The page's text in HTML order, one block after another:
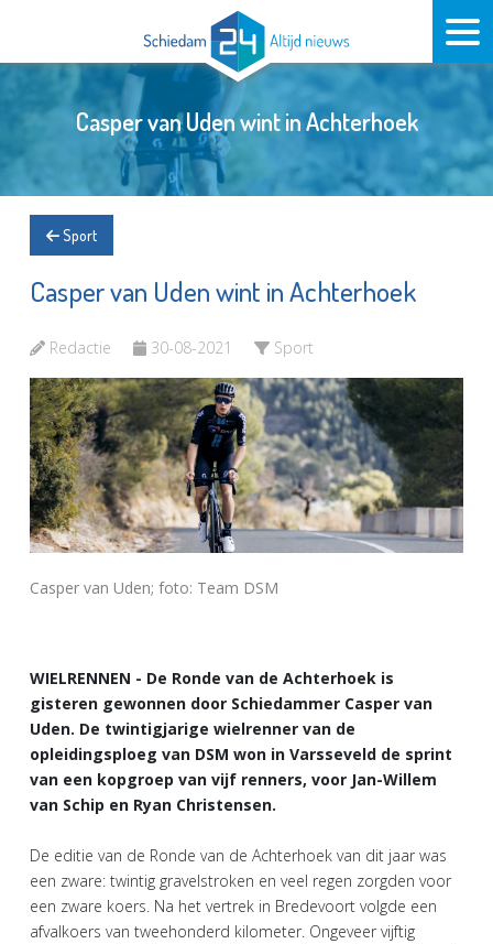
Casper van Uden wint in Achterhoek
Sport
Casper van Uden wint in Achterhoek
Redactie 30-08-2021 Sport
Casper van Uden; foto: Team DSM
WIELRENNEN - De Ronde van de Achterhoek is
gisteren gewonnen door Schiedammer Casper van
Uden. De twintigjarige wielrenner van de
opleidingsploeg van DSM won in Varsseveld de sprint
van een kopgroep van vijf renners, voor Jan-Willem
van Schip en Ryan Christensen.
De editie van de Ronde van de Achterhoek van dit jaar was
een zware: twintig gravelstroken en veel regen zorgden voor
een zware koers. Na het vertrek in Bredevoort volgde een
afvalkoers van tweehonderd kilometer. Ongeveer vijftig